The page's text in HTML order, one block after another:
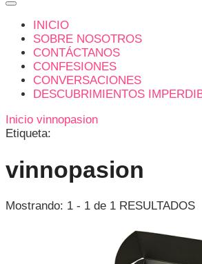
INICIO
SOBRE NOSOTROS
CONTÁCTANOS
CONFESIONES
CONVERSACIONES
DESCUBRIMIENTOS
Inicio vinnopasion
Etiqueta:
vinnopasion
Mostrando: 1 - 1 de 1 RESULTADOS